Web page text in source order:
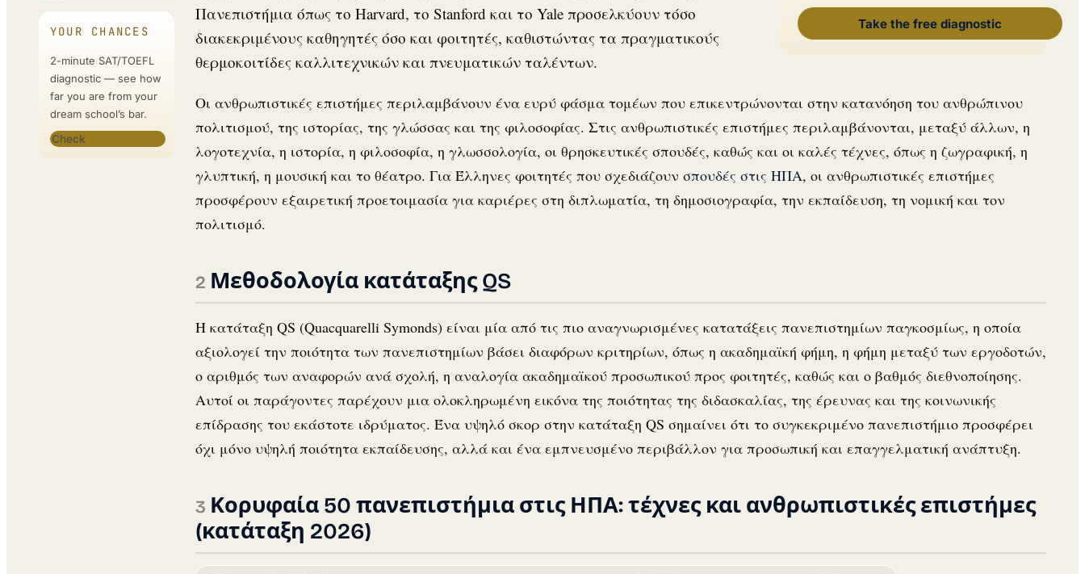
YOUR CHANCES
2-minute SAT/TOEFL
diagnostic — see how
far you are from your
dream school’s bar.
Check
Take the free diagnostic
Πανεπιστήμια όπως το Harvard, το Stanford και το Yale προσελκύουν τόσο
διακεκριμένους καθηγητές όσο και φοιτητές, καθιστώντας τα πραγματικούς
θερμοκοιτίδες καλλιτεχνικών και πνευματικών ταλέντων.
Οι ανθρωπιστικές επιστήμες περιλαμβάνουν ένα ευρύ φάσμα τομέων που επικεντρώνονται στην κατανόηση του ανθρώπινου
πολιτισμού, της ιστορίας, της γλώσσας και της φιλοσοφίας. Στις ανθρωπιστικές επιστήμες περιλαμβάνονται, μεταξύ άλλων, η
λογοτεχνία, η ιστορία, η φιλοσοφία, η γλωσσολογία, οι θρησκευτικές σπουδές, καθώς και οι καλές τέχνες, όπως η ζωγραφική, η
γλυπτική, η μουσική και το θέατρο. Για Έλληνες φοιτητές που σχεδιάζουν σπουδές στις ΗΠΑ, οι ανθρωπιστικές επιστήμες
προσφέρουν εξαιρετική προετοιμασία για καριέρες στη διπλωματία, τη δημοσιογραφία, την εκπαίδευση, τη νομική και τον
πολιτισμό.
Μεθοδολογία κατάταξης QS
Η κατάταξη QS (Quacquarelli Symonds) είναι μία από τις πιο αναγνωρισμένες κατατάξεις πανεπιστημίων παγκοσμίως, η οποία
αξιολογεί την ποιότητα των πανεπιστημίων βάσει διαφόρων κριτηρίων, όπως η ακαδημαϊκή φήμη, η φήμη μεταξύ των εργοδοτών,
ο αριθμός των αναφορών ανά σχολή, η αναλογία ακαδημαϊκού προσωπικού προς φοιτητές, καθώς και ο βαθμός διεθνοποίησης.
Αυτοί οι παράγοντες παρέχουν μια ολοκληρωμένη εικόνα της ποιότητας της διδασκαλίας, της έρευνας και της κοινωνικής
επίδρασης του εκάστοτε ιδρύματος. Ένα υψηλό σκορ στην κατάταξη QS σημαίνει ότι το συγκεκριμένο πανεπιστήμιο προσφέρει
όχι μόνο υψηλή ποιότητα εκπαίδευσης, αλλά και ένα εμπνευσμένο περιβάλλον για προσωπική και επαγγελματική ανάπτυξη.
Κορυφαία 50 πανεπιστήμια στις ΗΠΑ: τέχνες και ανθρωπιστικές επιστήμες
(κατάταξη 2026)